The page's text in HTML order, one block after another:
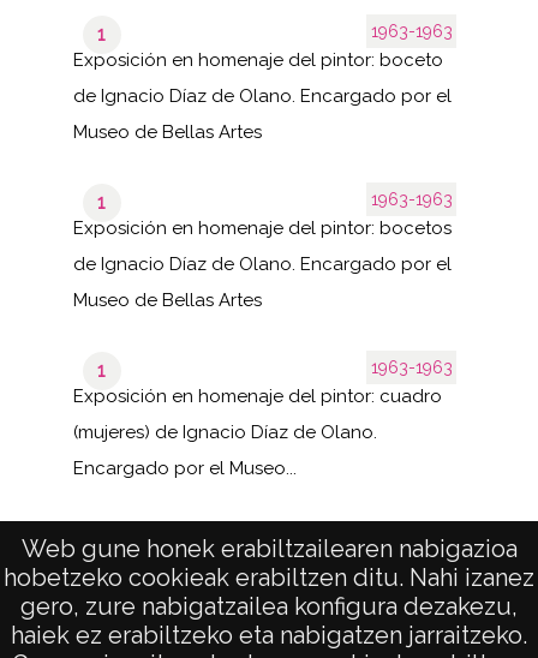
Web gune honek erabiltzailearen nabigazioa
hobetzeko cookieak erabiltzen ditu. Nahi izanez
gero, zure nabigatzailea konfigura dezakezu,
haiek ez erabiltzeko eta nabigatzen jarraitzeko.
1963-1963
1
Exposición en homenaje del pintor: boceto
de Ignacio Díaz de Olano. Encargado por el
Museo de Bellas Artes
1963-1963
1
Exposición en homenaje del pintor: bocetos
de Ignacio Díaz de Olano. Encargado por el
Museo de Bellas Artes
1963-1963
1
Exposición en homenaje del pintor: cuadro
(mujeres) de Ignacio Díaz de Olano.
Encargado por el Museo...
de 4
páginas
1–40
de 139
results